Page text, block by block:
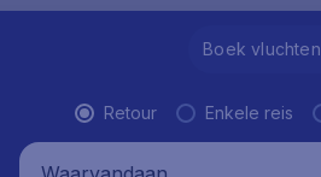
Boek vluchten
Retour Enkele reis